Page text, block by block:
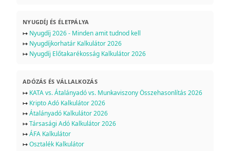
NYUGDÍJ ÉS ÉLETPÁLYA
↦ Nyugdíj 2026 - Minden amit tudnod kell
↦ Nyugdíjkorhatár Kalkulátor 2026
↦ Nyugdíj Előtakarékosság Kalkulátor 2026
ADÓZÁS ÉS VÁLLALKOZÁS
↦ KATA vs. Átalányadó vs. Munkaviszony Összehasonlítás 2026
↦ Kripto Adó Kalkulátor 2026
↦Átalányadó Kalkulátor 2026
↦Társasági Adó Kalkulátor 2026
↦ÁFA Kalkulátor
↦Osztalék Kalkulátor